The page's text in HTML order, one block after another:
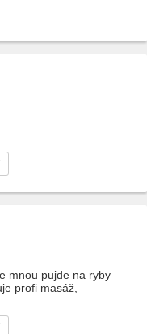
mnou pujde na ryby
profi masáž,